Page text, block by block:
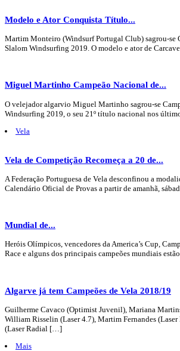
Modelo e Ator Conquista Título...
Martim Monteiro (Windsurf Portugal Club) sagrou-se
Slalom Windsurfing 2019. O modelo e ator de
Miguel Martinho Campeão Nacional de...
O velejador algarvio Miguel Martinho sagrou-se
Windsurfing 2019, o seu 21º título nacional nos
Vela
Vela de Competição Recomeça a 20 de...
A Federação Portuguesa de Vela desconfinou a
Calendário Oficial de Provas a partir de amanhã,
Mundial de...
Heróis Olímpicos, vencedores da America’s Cup,
Race e alguns dos principais campeões mundiais
Algarve já tem Campeões de Vela 2018/19
Guilherme Cavaco (Optimist Juvenil), Mariana
William Risselin (Laser 4.7), Martim Fernandes
(Laser Radial […]
Mais